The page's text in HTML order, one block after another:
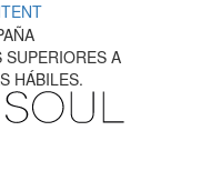
SUPERIORES A
HÁBILES.